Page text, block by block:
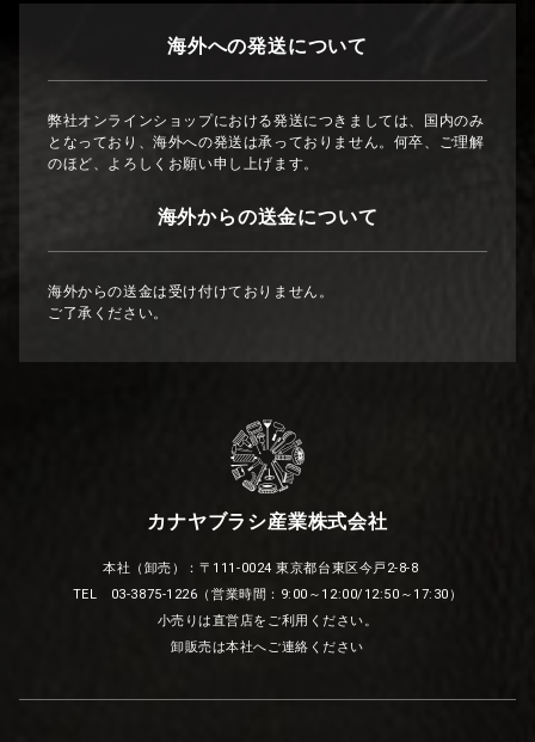
海外への発送について
弊社オンラインショップにおける発送につきましては、国内のみ
となっており、海外への発送は承っておりません。何卒、ご理解
のほど、よろしくお願い申し上げます。
海外からの送金について
海外からの送金は受け付けておりません。
ご了承ください。
カナヤブラシ産業株式会社
本社（卸売）：〒111-0024 東京都台東区今戸2-8-8
TEL 03-3875-1226（営業時間：9:00～12:00/12:50～17:30）
小売りは直営店をご利用ください。
卸販売は本社へご連絡ください